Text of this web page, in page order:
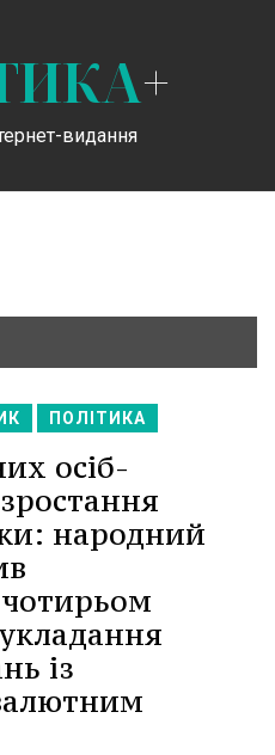
+
видання
ПОЛІТИКА
осіб-
народний
із